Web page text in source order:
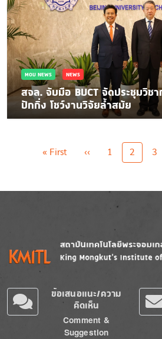
MOU NEWS NEWS
สจล. จับมือ BUCT จัดประชุมวิช
ปักกิ่ง โชว์งานวิจัยล้ำสมัย
Pagination« First First page
‹‹ Previous page
1 2 3
Image
ข้อเสนอแนะ/ความ
คิดเห็น
Comment &
Suggestion